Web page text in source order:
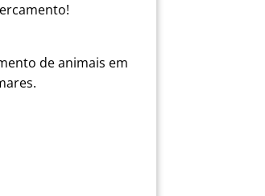
de animais em